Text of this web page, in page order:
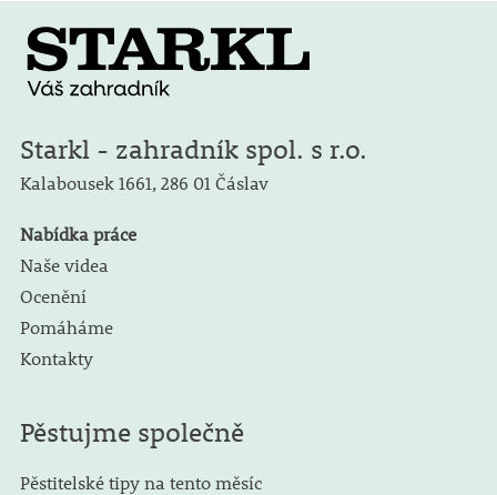
Starkl - zahradník spol. s r.o.
Kalabousek 1661, 286 01 Čáslav
Nabídka práce
Naše videa
Ocenění
Pomáháme
Kontakty
Pěstujme společně
Pěstitelské tipy na tento měsíc